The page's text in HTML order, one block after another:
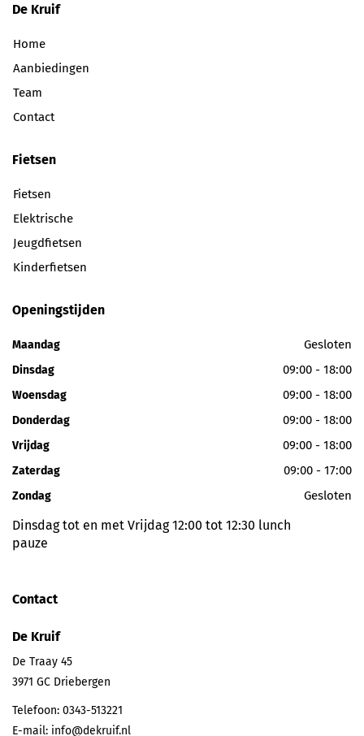
De Kruif
Home
Aanbiedingen
Team
Contact
Fietsen
Fietsen
Elektrische
Jeugdfietsen
Kinderfietsen
Openingstijden
Maandag Gesloten
Dinsdag 09:00 - 18:00
Woensdag 09:00 - 18:00
Donderdag 09:00 - 18:00
Vrijdag 09:00 - 18:00
Zaterdag 09:00 - 17:00
Zondag Gesloten
Dinsdag tot en met Vrijdag 12:00 tot 12:30 lunch
pauze
Contact
De Kruif
De Traay 45
3971 GC Driebergen
Telefoon: 0343-513221
E-mail: info@dekruif.nl